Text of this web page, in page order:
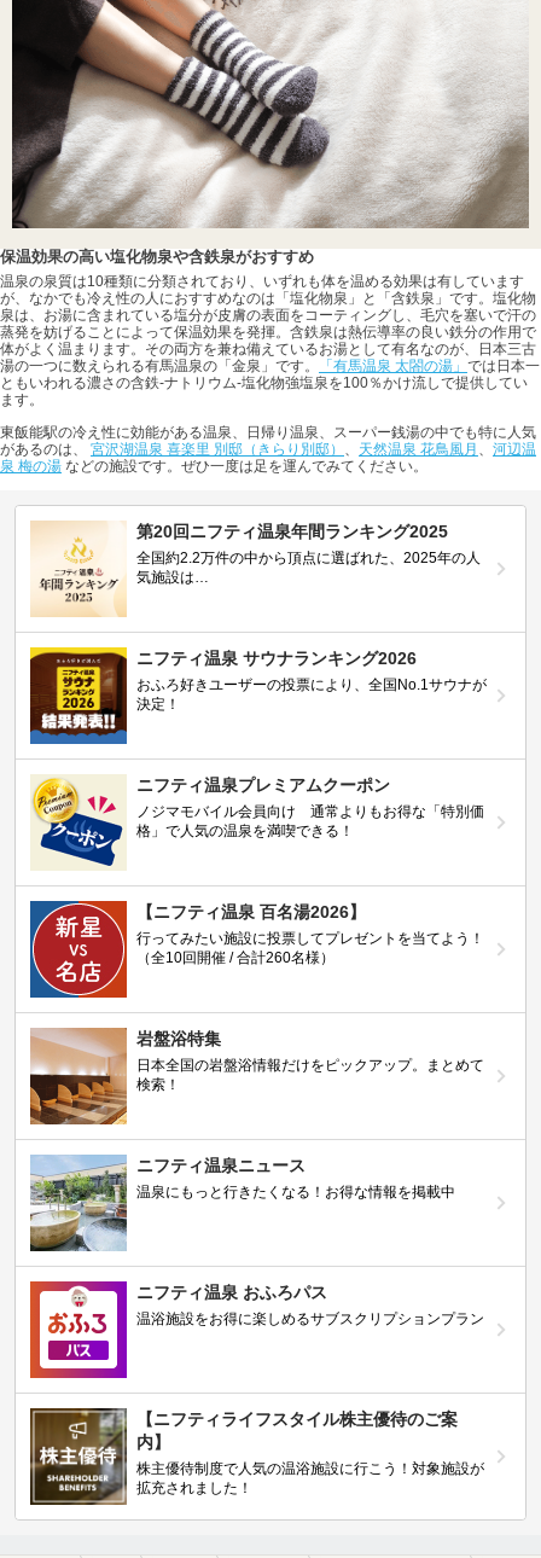
保温効果の高い塩化物泉や含鉄泉がおすすめ
温泉の泉質は10種類に分類されており、いずれも体を温める効果は有しています
が、なかでも冷え性の人におすすめなのは「塩化物泉」と「含鉄泉」です。塩化物
泉は、お湯に含まれている塩分が皮膚の表面をコーティングし、毛穴を塞いで汗の
蒸発を妨げることによって保温効果を発揮。含鉄泉は熱伝導率の良い鉄分の作用で
体がよく温まります。その両方を兼ね備えているお湯として有名なのが、日本三古
湯の一つに数えられる有馬温泉の「金泉」です。
「有馬温泉 太閤の湯」 では日本一
ともいわれる濃さの含鉄-ナトリウム-塩化物強塩泉を100％かけ流しで提供してい
ます。
東飯能駅の冷え性に効能がある温泉、日帰り温泉、スーパー銭湯の中でも特に人気
があるのは、 宮沢湖温泉 喜楽里 別邸（きらり別邸） 、 天然温泉 花鳥風月 、 河辺温
泉 梅の湯 などの施設です。ぜひ一度は足を運んでみてください。
第20回ニフティ温泉年間ランキング2025
全国約2.2万件の中から頂点に選ばれた、2025年の人
気施設は…
ニフティ温泉 サウナランキング2026
おふろ好きユーザーの投票により、全国No.1サウナが
決定！
ニフティ温泉プレミアムクーポン
ノジマモバイル会員向け 通常よりもお得な「特別価
格」で人気の温泉を満喫できる！
【ニフティ温泉 百名湯2026】
行ってみたい施設に投票してプレゼントを当てよう！
（全10回開催 / 合計260名様）
岩盤浴特集
日本全国の岩盤浴情報だけをピックアップ。まとめて
検索！
ニフティ温泉ニュース
温泉にもっと行きたくなる！お得な情報を掲載中
ニフティ温泉 おふろパス
温浴施設をお得に楽しめるサブスクリプションプラン
【ニフティライフスタイル株主優待のご案
内】
株主優待制度で人気の温浴施設に行こう！対象施設が
拡充されました！